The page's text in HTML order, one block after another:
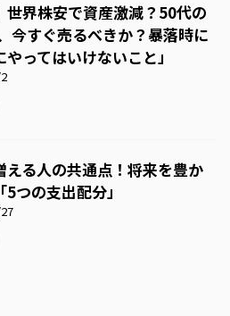
世界株安で資産激減？50代の
今すぐ売るべきか？暴落時に
やってはいけないこと」
える人の共通点！将来を豊か
5つの支出配分」